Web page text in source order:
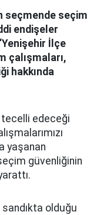
seçmende seçim
endişeler
İlçe
çalışmaları,
hakkında
edeceği
yaşanan
güvenliğinin
olduğu